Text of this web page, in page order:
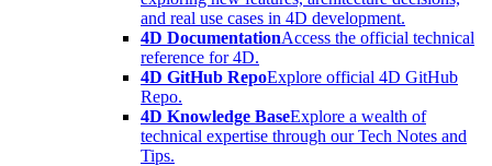
and real use cases in 4D development.
4D DocumentationAccess the official technical
reference for 4D.
4D GitHub RepoExplore official 4D GitHub
Repo.
4D Knowledge BaseExplore a wealth of
technical expertise through our Tech Notes and
Tips.